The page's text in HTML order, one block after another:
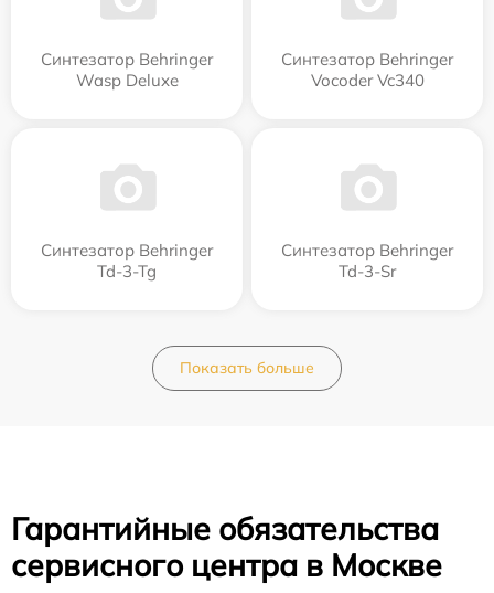
Синтезатор Behringer
Wasp Deluxe
Синтезатор Behringer
Vocoder Vc340
Синтезатор Behringer
Td-3-Tg
Синтезатор Behringer
Td-3-Sr
Показать больше
Гарантийные обязательства
сервисного центра в Москве